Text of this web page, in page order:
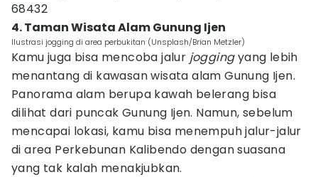
68432
4. Taman Wisata Alam Gunung Ijen
Ilustrasi jogging di area perbukitan (Unsplash/Brian Metzler)
Kamu juga bisa mencoba jalur joggingyang lebih
menantang di kawasan wisata alam Gunung Ijen.
Panorama alam berupa kawah belerang bisa
dilihat dari puncak Gunung Ijen. Namun, sebelum
mencapai lokasi, kamu bisa menempuh jalur-jalur
di area Perkebunan Kalibendo dengan suasana
yang tak kalah menakjubkan.